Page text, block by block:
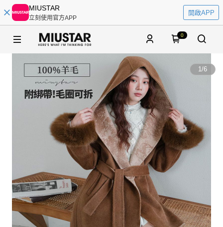
MIUSTAR
立刻使用官方APP
開啟APP
0
1/6